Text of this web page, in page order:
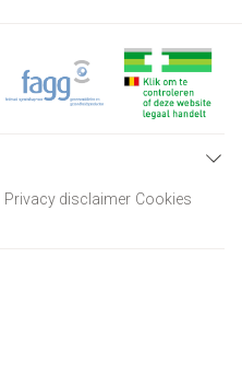
Privacy disclaimer Cookies